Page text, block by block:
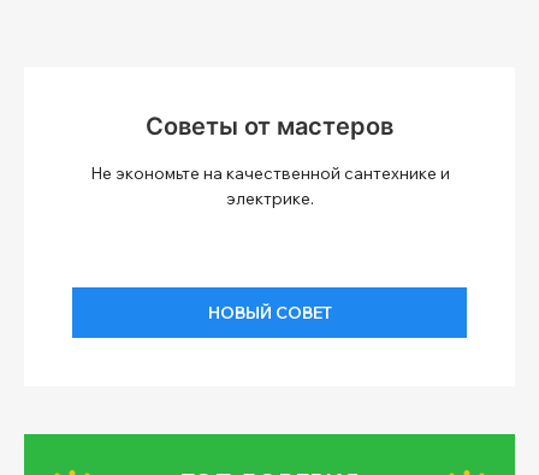
Советы от мастеров
Не экономьте на качественной сантехнике и
электрике.
НОВЫЙ СОВЕТ